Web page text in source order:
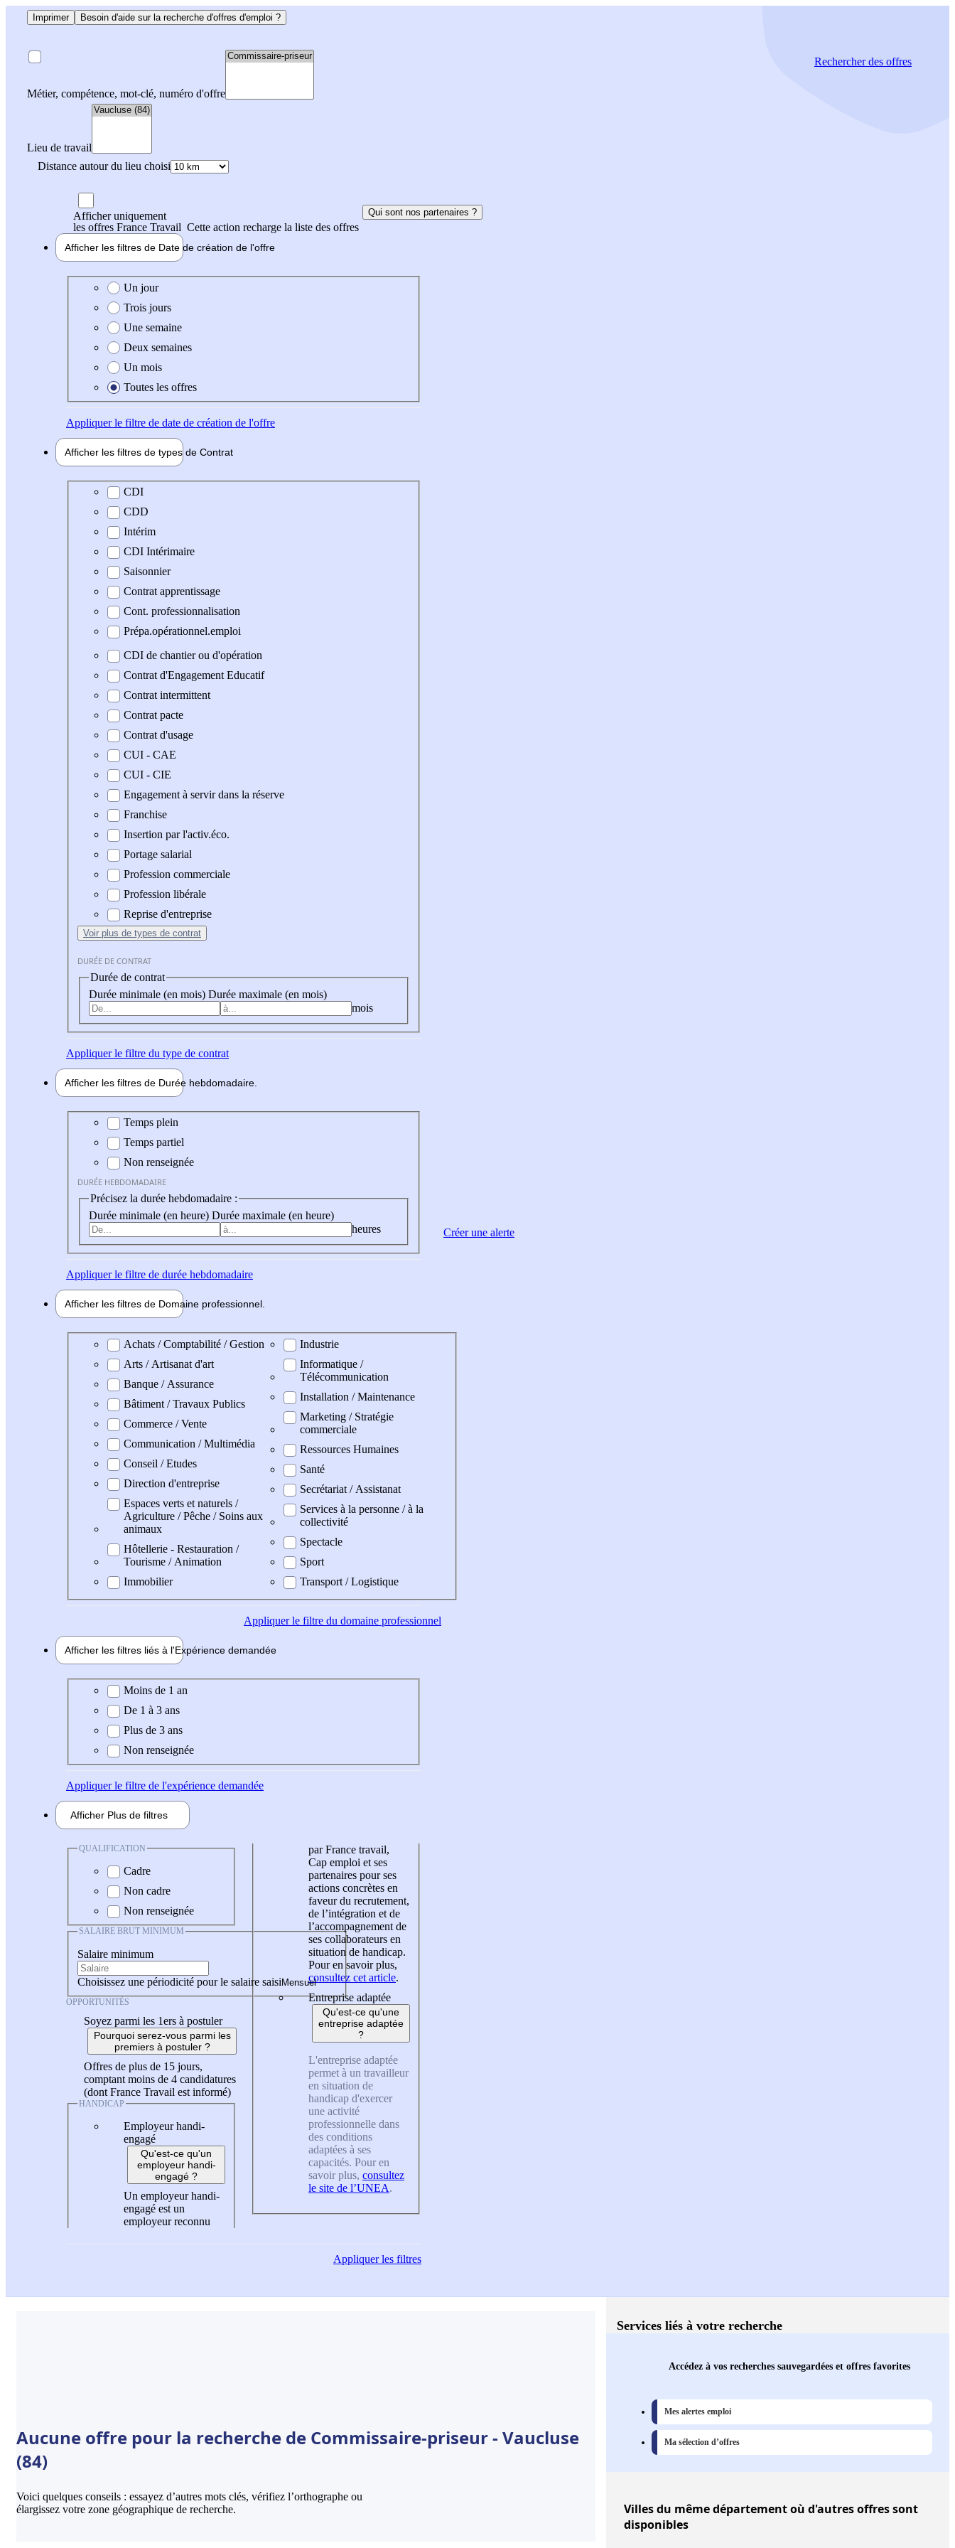
Imprimer Besoin d'aide sur la recherche d'offres d'emploi ?
Métier, compétence, mot-clé, numéro d'offre
Lieu de travail
Distance autour du lieu choisi
Rechercherdes offres
Afficher uniquement
les offres France Travail Cette action recharge la liste des offres
Qui sont nos partenaires ?
Afficher les filtres de Date de création de l'offre
Date de création de l'offre
Un jour
Trois jours
Une semaine
Deux semaines
Un mois
Toutes les offres
Appliquerle filtre de date de création de l'offre
Afficher les filtres de types de Contrat
Type de contrat
CDI
CDD
Intérim
CDI Intérimaire
Saisonnier
Contrat apprentissage
Cont. professionnalisation
Prépa.opérationnel.emploi
CDI de chantier ou d'opération
Contrat d'Engagement Educatif
Contrat intermittent
Contrat pacte
Contrat d'usage
CUI - CAE
CUI - CIE
Engagement à servir dans la réserve
Franchise
Insertion par l'activ.éco.
Portage salarial
Profession commerciale
Profession libérale
Reprise d'entreprise
Voir plus de types de contrat
DURÉE DE CONTRAT
Durée de contrat
Durée minimale (en mois) Durée maximale (en mois)
mois
Appliquerle filtre du type de contrat
Afficher les filtres de Durée hebdomadaire
Durée hebdomadaire
Temps plein
Temps partiel
Non renseignée
DURÉE HEBDOMADAIRE
Précisez la durée hebdomadaire :
Durée minimale (en heure) Durée maximale (en heure)
heures
Appliquerle filtre de durée hebdomadaire
Afficher les filtres de Domaine professionnel
Domaine professionel
Achats / Comptabilité / Gestion
Arts / Artisanat d'art
Banque / Assurance
Bâtiment / Travaux Publics
Commerce / Vente
Communication / Multimédia
Conseil / Etudes
Direction d'entreprise
Espaces verts et naturels /
Agriculture / Pêche / Soins aux
animaux
Hôtellerie - Restauration /
Tourisme / Animation
Immobilier
Industrie
Informatique /
Télécommunication
Installation / Maintenance
Marketing / Stratégie
commerciale
Ressources Humaines
Santé
Secrétariat / Assistanat
Services à la personne / à la
collectivité
Spectacle
Sport
Transport / Logistique
Appliquerle filtre du domaine professionnel
Afficher les filtres liés à l'Expérience demandée
Expérience demandée
Moins de 1 an
De 1 à 3 ans
Plus de 3 ans
Non renseignée
Appliquerle filtre de l'expérience demandée
Afficher Plus de filtres
QUALIFICATION
Cadre
Non cadre
Non renseignée
SALAIRE BRUT MINIMUM
Salaire minimum
Choisissez une périodicité pour le salaire saisi
OPPORTUNITÉS
Soyez parmi les 1ers à postuler
Pourquoi serez-vous parmi les
premiers à postuler ?
Offres de plus de 15 jours,
comptant moins de 4 candidatures
(dont France Travail est informé)
HANDICAP
Employeur handi-
engagé
Qu'est-ce qu'un
employeur handi-
engagé ?
Un employeur handi-
engagé est un
employeur reconnu
par France travail,
Cap emploi et ses
partenaires pour ses
actions concrètes en
faveur du recrutement,
de l’intégration et de
l’accompagnement de
ses collaborateurs en
situation de handicap.
Pour en savoir plus,
consultez cet article.
Entreprise adaptée
Qu'est-ce qu'une
entreprise adaptée
?
L'entreprise adaptée
permet à un travailleur
en situation de
handicap d'exercer
une activité
professionnelle dans
des conditions
adaptées à ses
capacités. Pour en
savoir plus, consultez
le site de l’UNEA.
Appliquerles filtres
Créer une alerte
Aucune offre pour la recherche de Commissaire-priseur - Vaucluse
(84)
Voici quelques conseils : essayez d’autres mots clés, vérifiez l’orthographe ou
élargissez votre zone géographique de recherche.
Services liés à votre recherche
Accédez à vos recherches sauvegardées et offres favorites
Mes alertes emploi
Ma sélection d’offres
Villesdu même département où d'autres offres sont
disponibles